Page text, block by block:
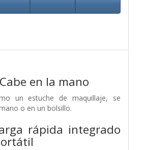
en la mano
un estuche de maquillaje, se
o en un bolsillo.
rápida integrado